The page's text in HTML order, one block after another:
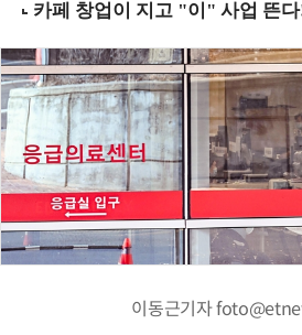
이동근기자